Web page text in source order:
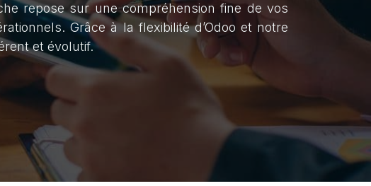
repose sur une compréhension fine de vos
Grâce à la flexibilité d’Odoo et notre
et évolutif.